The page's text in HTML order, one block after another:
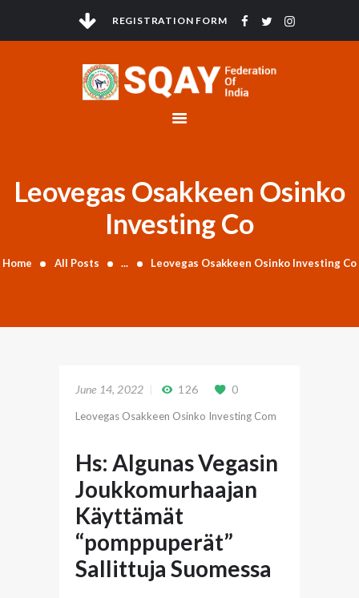
REGISTRATION FORM
Leovegas Osakkeen Osinko
Investing Co
Home All Posts ... Leovegas Osakkeen Osinko Investing Co
HOME
ANTI DOPING
ELECTIONS
TOURNAMENTS
NEWS & EVENTS
June 14, 2022 126 0
Leovegas Osakkeen Osinko Investing Com
Hs: Algunas Vegasin
Joukkomurhaajan
Käyttämät
“pomppuperät”
Sallittuja Suomessa